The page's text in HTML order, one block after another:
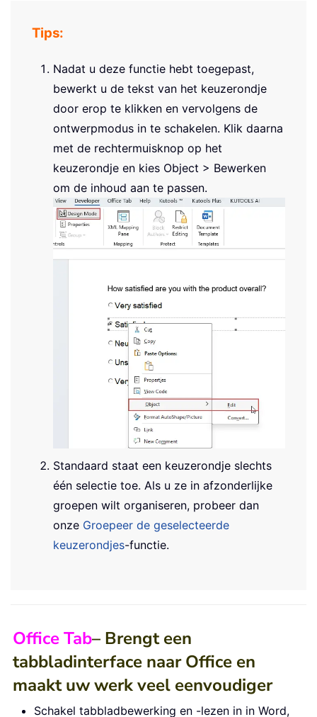
Tips:
Nadat u deze functie hebt toegepast,
bewerkt u de tekst van het keuzerondje
door erop te klikken en vervolgens de
ontwerpmodus in te schakelen. Klik daarna
met de rechtermuisknop op het
keuzerondje en kies Object > Bewerken
om de inhoud aan te passen.
Standaard staat een keuzerondje slechts
één selectie toe. Als u ze in afzonderlijke
groepen wilt organiseren, probeer dan
onze Groepeer de geselecteerde
keuzerondjes-functie.
Office Tab– Brengt een
tabbladinterface naar Office en
maakt uw werk veel eenvoudiger
Schakel tabbladbewerking en -lezen in in Word,